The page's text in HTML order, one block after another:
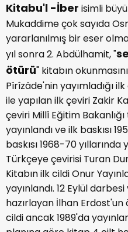
Kitabu'l -İber isimli
Mukaddime çok sayıda
yararlanılmış bir eser
yıl sonra 2. Abdülhamit, "
ötürü" kitabın
Pîrîzâde'nin yayımladığı
ile yapılan ilk çeviri Zakir
çeviri Millî Eğitim
yayınlandı ve ilk baskısı
baskısı 1968-70 yıllarında
Türkçeye çevirisi Turan
Kitabın ilk cildi Onur
yayınlandı. 12 Eylül
hazırlayan İlhan
cildi ancak 1989'da